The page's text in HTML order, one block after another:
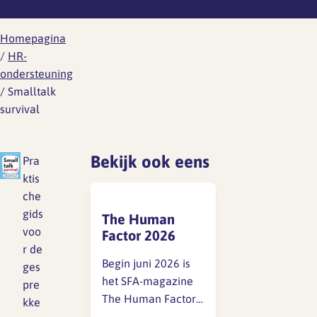
Gezondheid en arbo
Verlof
Modelcontracten
Personeelshandboek
HR jaarplan
Overzicht regelingen
vakantie-uren
Ziekte en vakantie
Overzicht regelingen cao-
verlof
Wat is er aan de hand
Wat kun je doen
Wetgeving
Wat is er aan de hand
Wat kun je doen
Wetgeving
Ongewenst gedrag
Toetsing
Homepagina
/ HR-
ondersteuning
/ Smalltalk
survival
Pra
ktis
che
gids
voo
r de
ges
pre
kke
Bekijk ook eens
The Human
Factor 2026
Begin juni 2026 is
het SFA-magazine
The Human Factor